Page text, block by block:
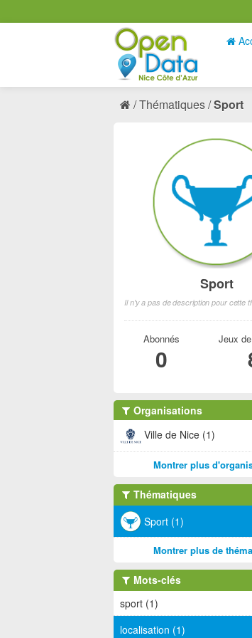
Thématiques Sport
Sport
Il n'y a pas de description pour cette
Abonnés
0
Jeux
Organisations
Ville de Nice (1)
Montrer plus
Thématiques
Sport (1)
Montrer plus de
Mots-clés
sport (1)
localisation (1)